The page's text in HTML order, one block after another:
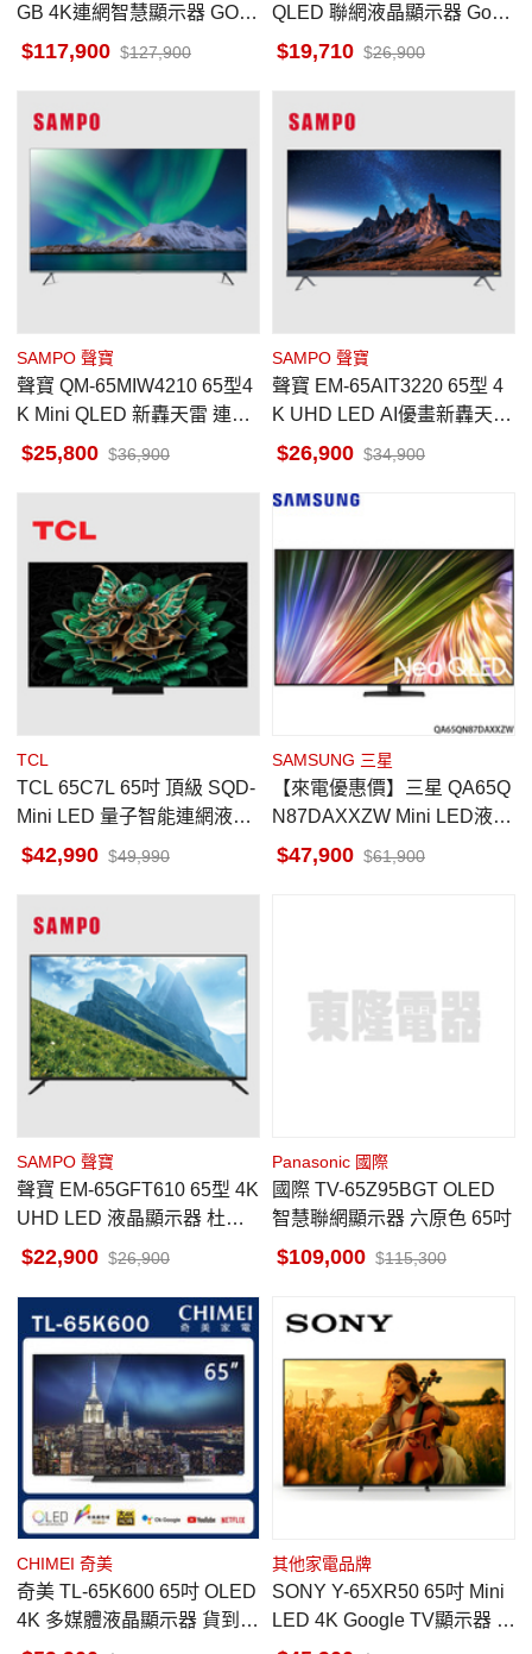
GB 4K連網智慧顯示器 GOO
GLE TV 馬來西亞製
117,900 127,900
QLED 聯網液晶顯示器 Goog
le TV 無視訊盒
19,710 26,900
SAMPO 聲寶
聲寶 QM-65MIW4210 65型4
K Mini QLED 新轟天雷 連網
智慧顯示器 無視訊盒
25,800 36,900
SAMPO 聲寶
聲寶 EM-65AIT3220 65型 4
K UHD LED AI優畫新轟天雷
聯網液晶顯示器 台灣製
26,900 34,900
TCL
TCL 65C7L 65吋 頂級 SQD-
Mini LED 量子智能連網液晶
顯示器
42,990 49,990
SAMSUNG 三星
【來電優惠價】三星 QA65Q
N87DAXXZW Mini LED液晶
顯示器 QLED 65吋
47,900 61,900
SAMPO 聲寶
聲寶 EM-65GFT610 65型 4K
UHD LED 液晶顯示器 杜比
環繞音響 台灣製
22,900 26,900
Panasonic 國際
國際 TV-65Z95BGT OLED
智慧聯網顯示器 六原色 65吋
109,000 115,300
CHIMEI 奇美
奇美 TL-65K600 65吋 OLED
4K 多媒體液晶顯示器 貨到無
安裝
其他家電品牌
SONY Y-65XR50 65吋 Mini
LED 4K Google TV顯示器 馬
來西亞製